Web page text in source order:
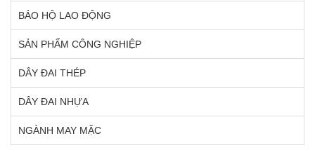
BẢO HỘ LAO ĐỘNG
SẢN PHẨM CÔNG NGHIỆP
DÂY ĐAI THÉP
DÂY ĐAI NHỰA
NGÀNH MAY MẶC